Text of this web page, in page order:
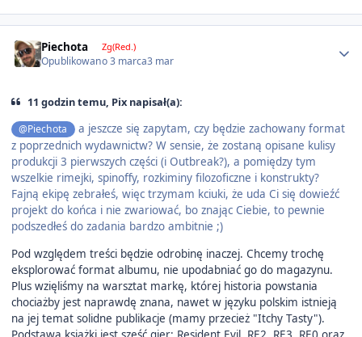
Piechota Zg(Red.)
Opublikowano3 marca3 mar
11 godzin temu, Pix napisał(a):
@Piechota
a jeszcze się zapytam, czy będzie zachowany format
z poprzednich wydawnictw? W sensie, że zostaną opisane kulisy
produkcji 3 pierwszych części (i Outbreak?), a pomiędzy tym
wszelkie rimejki, spinoffy, rozkiminy filozoficzne i konstrukty?
Fajną ekipę zebrałeś, więc trzymam kciuki, że uda Ci się dowieźć
projekt do końca i nie zwariować, bo znając Ciebie, to pewnie
podszedłeś do zadania bardzo ambitnie ;)
Pod względem treści będzie odrobinę inaczej. Chcemy trochę
eksplorować format albumu, nie upodabniać go do magazynu.
Plus wzięliśmy na warsztat markę, której historia powstania
chociażby jest naprawdę znana, nawet w języku polskim istnieją
na jej temat solidne publikacje (mamy przecież "Itchy Tasty").